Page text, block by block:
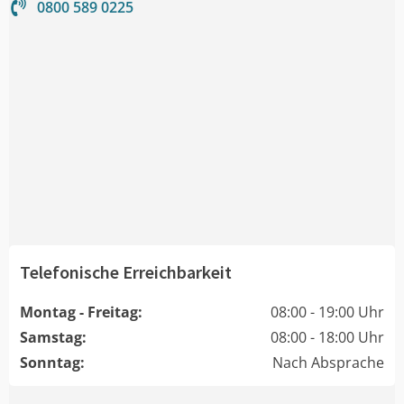
0800 589 0225
Telefonische Erreichbarkeit
Montag - Freitag:
08:00 - 19:00 Uhr
Samstag:
08:00 - 18:00 Uhr
Sonntag:
Nach Absprache